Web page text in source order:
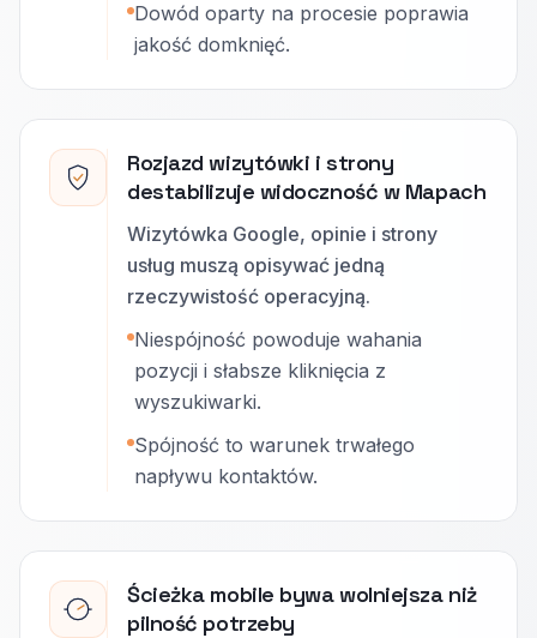
Dowód oparty na procesie poprawia
jakość domknięć.
Rozjazd wizytówki i strony
destabilizuje widoczność w Mapach
Wizytówka Google, opinie i strony
usług muszą opisywać jedną
rzeczywistość operacyjną.
Niespójność powoduje wahania
pozycji i słabsze kliknięcia z
wyszukiwarki.
Spójność to warunek trwałego
napływu kontaktów.
Ścieżka mobile bywa wolniejsza niż
pilność potrzeby